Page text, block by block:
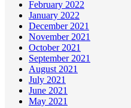
February 2022
January 2022
December 2021
November 2021
October 2021
September 2021
August 2021
July 2021
June 2021
May 2021